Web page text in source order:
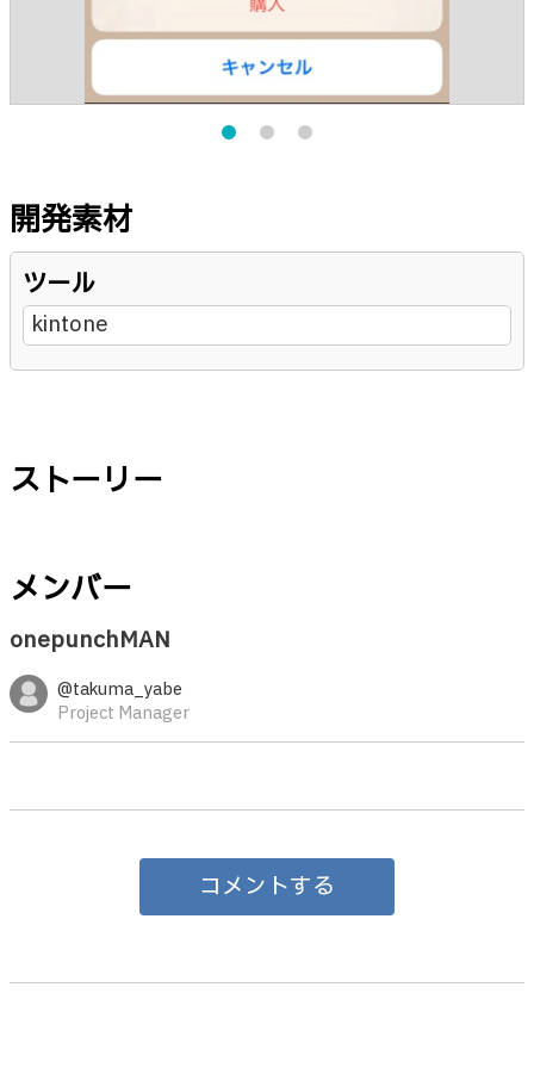
開発素材
ツール
kintone
ストーリー
メンバー
onepunchMAN
@takuma_yabe
Project Manager
コメントする